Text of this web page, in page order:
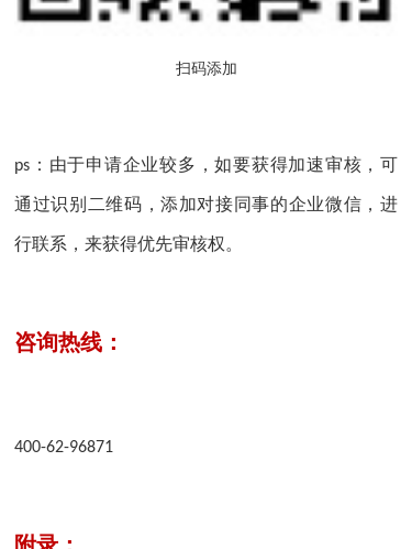
扫码添加
ps：由于申请企业较多，如要获得加速审核，可
通过识别二维码，添加对接同事的企业微信，进
行联系，来获得优先审核权。
咨询热线：
400-62-96871